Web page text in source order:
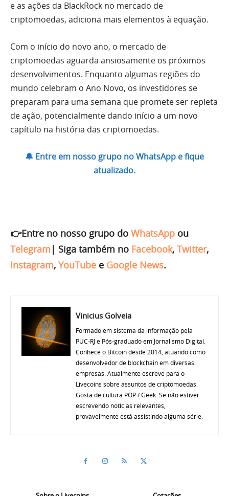
e as ações da BlackRock no mercado de
criptomoedas, adiciona mais elementos à equação.
Com o início do novo ano, o mercado de
criptomoedas aguarda ansiosamente os próximos
desenvolvimentos. Enquanto algumas regiões do
mundo celebram o Ano Novo, os investidores se
preparam para uma semana que promete ser repleta
de ação, potencialmente dando início a um novo
capítulo na história das criptomoedas.
🔔 Entre em nosso grupo no WhatsApp e fique
atualizado.
👉Entre no nosso grupo do WhatsApp ou
Telegram | Siga também no Facebook, Twitter,
Instagram, YouTube e Google News.
Vinicius Golveia
Formado em sistema da informação pela
PUC-RJ e Pós-graduado em Jornalismo Digital.
Conhece o Bitcoin desde 2014, atuando como
desenvolvedor de blockchain em diversas
empresas. Atualmente escreve para o
Livecoins sobre assuntos de criptomoedas.
Gosta de cultura POP / Geek. Se não estiver
escrevendo notícias relevantes,
provavelmente está assistindo alguma série.